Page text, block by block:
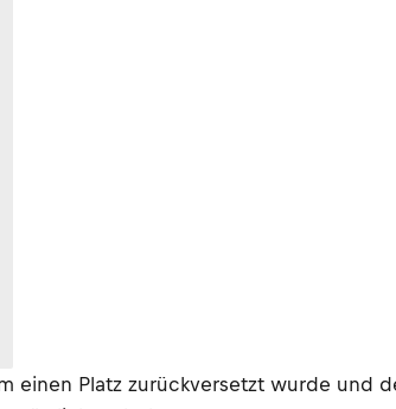
einen Platz zurückversetzt wurde und